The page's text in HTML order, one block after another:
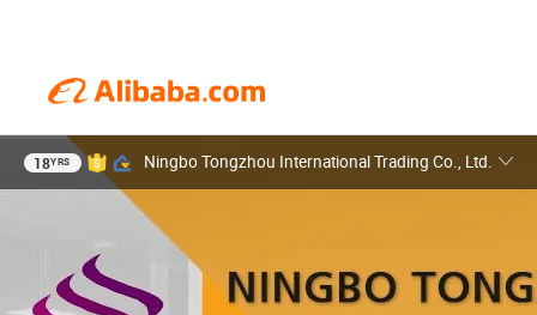
18YRS Ningbo Tongzhou International Trading Co., Ltd.